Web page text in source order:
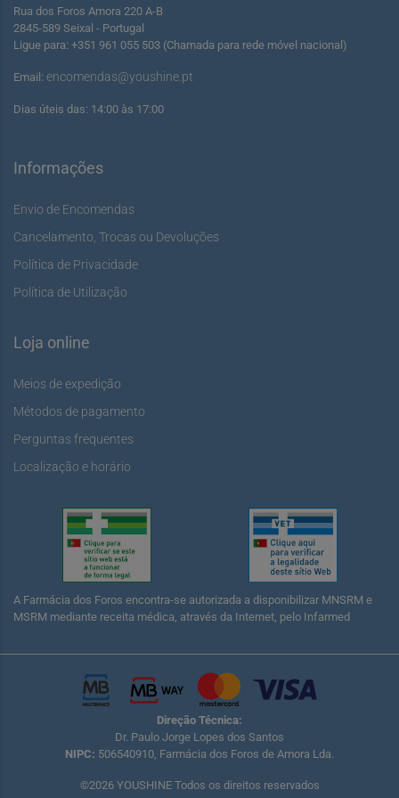
Rua dos Foros Amora 220 A-B
2845-589 Seixal - Portugal
Ligue para: +351 961 055 503 (Chamada para rede móvel nacional)
Email: encomendas@youshine.pt
Dias úteis das: 14:00 às 17:00
Informações
Envio de Encomendas
Cancelamento, Trocas ou Devoluções
Política de Privacidade
Política de Utilização
Loja online
Meios de expedição
Métodos de pagamento
Perguntas frequentes
Localização e horário
A Farmácia dos Foros encontra-se autorizada a disponibilizar MNSRM e
MSRM mediante receita médica, através da Internet, pelo Infarmed
Direção Técnica:
Dr. Paulo Jorge Lopes dos Santos
NIPC: 506540910, Farmácia dos Foros de Amora Lda.
©2026 YOUSHINE Todos os direitos reservados